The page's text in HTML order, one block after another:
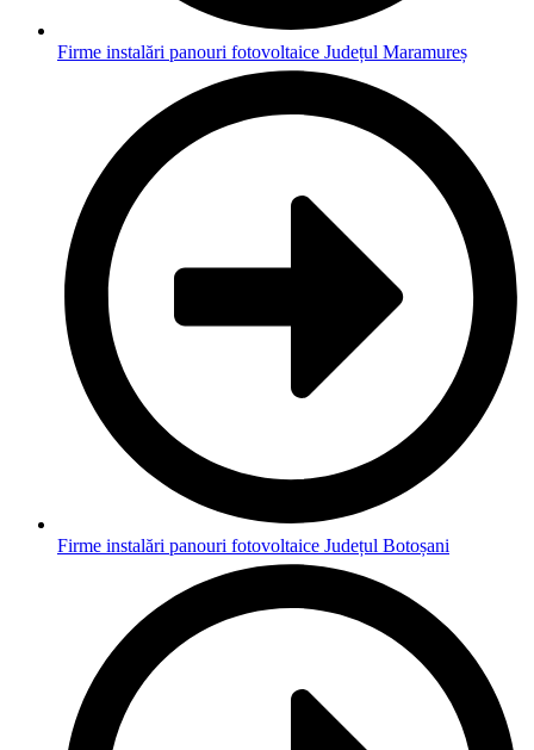
Firme instalări panouri fotovoltaice Județul Maramureș
Firme instalări panouri fotovoltaice Județul Botoșani